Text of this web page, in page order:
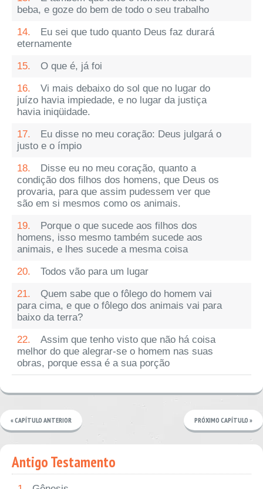
beba, e goze do bem de todo o seu trabalho
14.
Eu sei que tudo quanto Deus faz durará
eternamente
15.
O que é, já foi
16.
Vi mais debaixo do sol que no lugar do
juízo havia impiedade, e no lugar da justiça
havia iniqüidade.
17.
Eu disse no meu coração: Deus julgará o
justo e o ímpio
18.
Disse eu no meu coração, quanto a
condição dos filhos dos homens, que Deus os
provaria, para que assim pudessem ver que
são em si mesmos como os animais.
19.
Porque o que sucede aos filhos dos
homens, isso mesmo também sucede aos
animais, e lhes sucede a mesma coisa
20.
Todos vão para um lugar
21.
Quem sabe que o fôlego do homem vai
para cima, e que o fôlego dos animais vai para
baixo da terra?
22.
Assim que tenho visto que não há coisa
melhor do que alegrar-se o homem nas suas
obras, porque essa é a sua porção
« CAPÍTULO ANTERIOR PRÓXIMO CAPÍTULO »
Antigo Testamento